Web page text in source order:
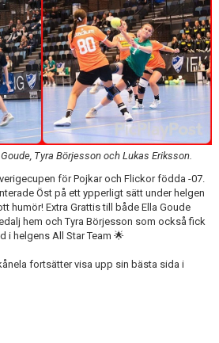
Tyra Börjesson och Lukas Eriksson.
för Pojkar och Flickor födda -07.
Öst på ett ypperligt sätt under helgen
humör! Extra Grattis till både Ella Goude
hem och Tyra Börjesson som också fick
i helgens All Star Team 🌟
fortsätter visa upp sin bästa sida i